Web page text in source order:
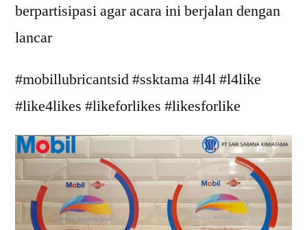
berpartisipasi agar acara ini berjalan dengan
lancar
#mobillubricantsid #ssktama #l4l #l4like
#like4likes #likeforlikes #likesforlike